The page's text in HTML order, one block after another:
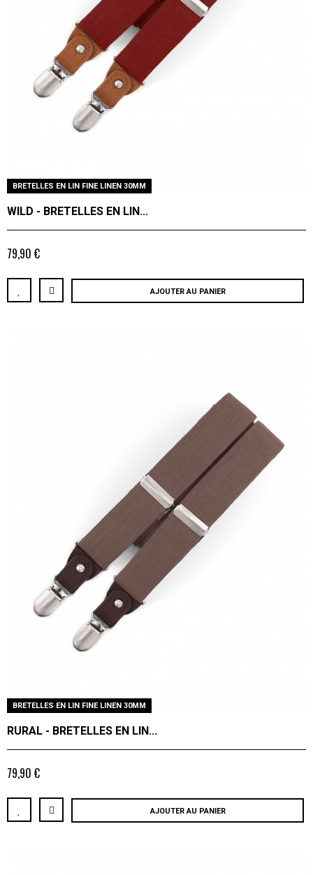
BRETELLES EN LIN FINE LINEN 30MM
WILD - BRETELLES EN LIN...
79,90 €
AJOUTER AU PANIER
BRETELLES EN LIN FINE LINEN 30MM
RURAL - BRETELLES EN LIN...
79,90 €
AJOUTER AU PANIER